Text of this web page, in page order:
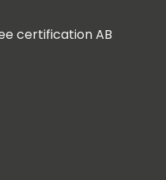
certification AB